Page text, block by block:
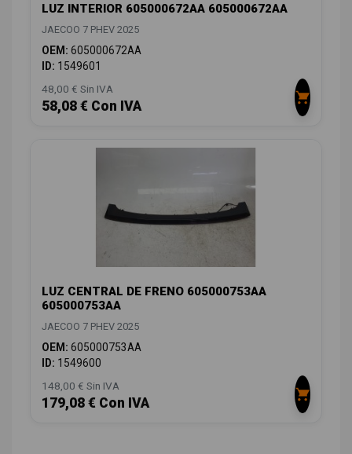
LUZ INTERIOR 605000672AA 605000672AA
JAECOO 7 PHEV 2025
OEM: 605000672AA
ID: 1549601
48,00 € Sin IVA
58,08 € Con IVA
LUZ CENTRAL DE FRENO 605000753AA
605000753AA
JAECOO 7 PHEV 2025
OEM: 605000753AA
ID: 1549600
148,00 € Sin IVA
179,08 € Con IVA